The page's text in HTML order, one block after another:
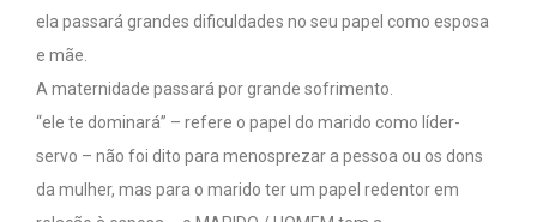
ela passará grandes dificuldades no seu papel como esposa
e mãe.
A maternidade passará por grande sofrimento.
“ele te dominará” – refere o papel do marido como líder-
servo – não foi dito para menosprezar a pessoa ou os dons
da mulher, mas para o marido ter um papel redentor em